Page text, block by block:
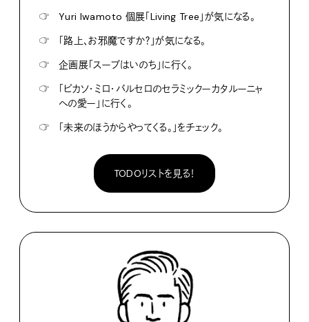
☞
Yuri Iwamoto 個展「Living Tree」が気になる。
☞
「路上、お邪魔ですか？」が気になる。
☞
企画展「スープはいのち」に行く。
☞
「ピカソ・ミロ・バルセロのセラミックーカタルーニャ
への愛ー」に行く。
☞
「未来のほうからやってくる。」をチェック。
TODOリストを見る！